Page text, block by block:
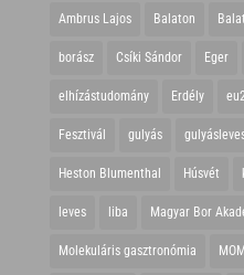
Ambrus Lajos Balaton
borász Csíki Sándor Eger
elhízástudomány Erdély
Fesztivál gulyás
Heston Blumenthal Húsvét
leves liba Magyar Bor
Molekuláris gasztronómia